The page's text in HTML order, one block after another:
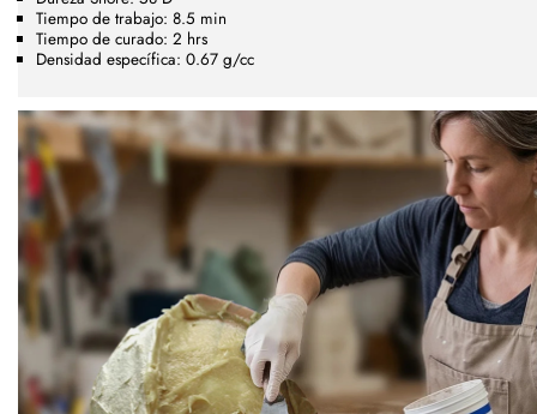
Tiempo de trabajo: 8.5 min
Tiempo de curado: 2 hrs
Densidad específica: 0.67 g/cc